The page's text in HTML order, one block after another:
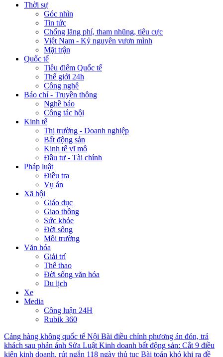
Thời sự
Góc nhìn
Tin tức
Chống lãng phí, tham nhũng, tiêu cực
Việt Nam - Kỷ nguyên vươn mình
Mặt trận
Quốc tế
Tiêu điểm Quốc tế
Thế giới 24h
Công nghệ
Báo chí - Truyền thông
Nghề báo
Công tác hội
Kinh tế
Thị trường - Doanh nghiệp
Bất động sản
Kinh tế vĩ mô
Đầu tư - Tài chính
Pháp luật
Điều tra
Vụ án
Xã hội
Giáo dục
Giao thông
Sức khỏe
Đời sống
Môi trường
Văn hóa
Giải trí
Thể thao
Đời sống văn hóa
Du lịch
Xe
Media
Công luận 24H
Rubik 360
Cảng hàng không quốc tế Nội Bài điều chỉnh phương án đón, trả
khách sau phản ánh Sửa Luật Kinh doanh bất động sản: Cắt 9 điều
kiện kinh doanh, rút ngắn 118 ngày thủ tục Bài toán khó khi ra đề